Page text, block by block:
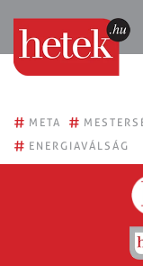
# META #
# ENERGIAVÁLSÁG